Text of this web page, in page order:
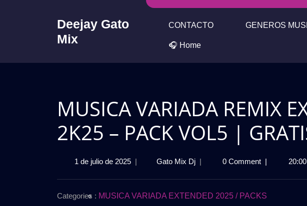
Deejay Gato
Mix
CONTACTO GENEROS
🎧 Home
MUSICA VARIADA REMIX
2K25 – PACK VOL5 |
1 de julio de 20251
de
| Gato Mix DjMUSICA
EXTENDED
| 0 Comment | 20:00
Categories : MUSICA VARIADA EXTENDED 2025 / PACKS